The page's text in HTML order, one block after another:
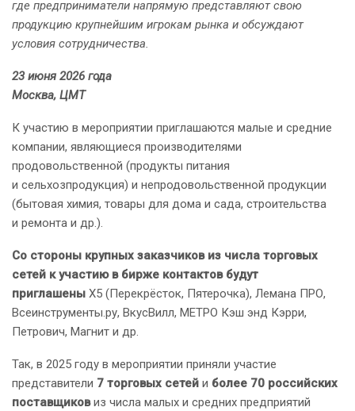
где предприниматели напрямую представляют свою
продукцию крупнейшим игрокам рынка и обсуждают
условия сотрудничества.
23 июня 2026 года
Москва, ЦМТ
К участию в мероприятии приглашаются малые и средние
компании, являющиеся производителями
продовольственной (продукты питания
и сельхозпродукция) и непродовольственной продукции
(бытовая химия, товары для дома и сада, строительства
и ремонта и др.).
Со стороны крупных заказчиков из числа торговых
сетей к участию в бирже контактов будут
приглашены X5 (Перекрёсток, Пятерочка), Лемана ПРО,
Всеинструменты.ру, ВкусВилл, МЕТРО Кэш энд Кэрри,
Петрович, Магнит и др.
Так, в 2025 году в мероприятии приняли участие
представители 7 торговых сетей и более 70 российских
поставщиковиз числа малых и средних предприятий